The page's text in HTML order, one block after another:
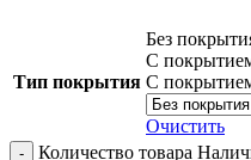
Тип покрытия
Без
С
С
Очистить
Количество товара